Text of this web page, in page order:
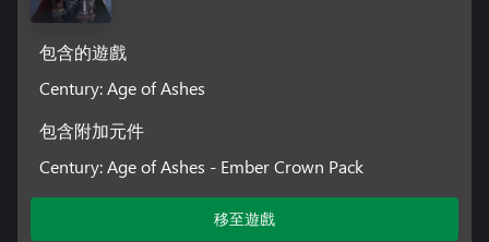
包含的遊戲
Century: Age of Ashes
包含附加元件
Century: Age of Ashes - Ember Crown Pack
移至遊戲